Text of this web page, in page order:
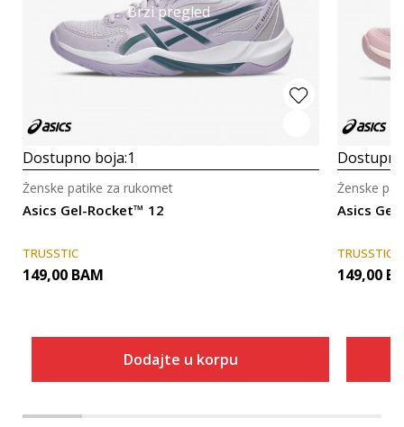
Brzi pregled
Dostupno boja:1
Asics Gel-Rocket™ 12
Ženske patike za rukomet
TRUSSTIC
149,00 BAM
Dodajte u korpu
Asics
Ženske
TRUSSTIC
149,00